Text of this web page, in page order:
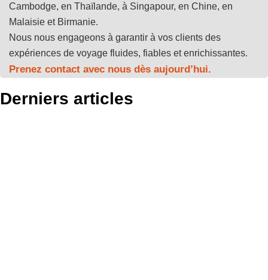
Cambodge, en Thaïlande, à Singapour, en Chine, en
Malaisie et Birmanie.
Nous nous engageons à garantir à vos clients des
expériences de voyage fluides, fiables et enrichissantes.
Prenez contact avec nous dès aujourd’hui.
Derniers articles